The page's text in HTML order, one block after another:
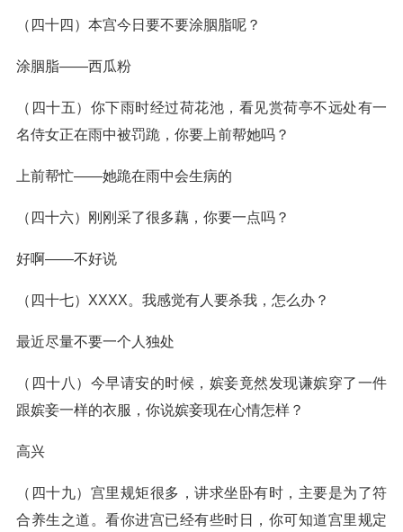
（四十四）本宫今日要不要涂胭脂呢？
涂胭脂——西瓜粉
（四十五）你下雨时经过荷花池，看见赏荷亭不远处有一
名侍女正在雨中被罚跪，你要上前帮她吗？
上前帮忙——她跪在雨中会生病的
（四十六）刚刚采了很多藕，你要一点吗？
好啊——不好说
（四十七）XXXX。我感觉有人要杀我，怎么办？
最近尽量不要一个人独处
（四十八）今早请安的时候，嫔妾竟然发现谦嫔穿了一件
跟嫔妾一样的衣服，你说嫔妾现在心情怎样？
高兴
（四十九）宫里规矩很多，讲求坐卧有时，主要是为了符
合养生之道。看你进宫已经有些时日，你可知道宫里规定